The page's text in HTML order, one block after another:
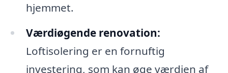
hjemmet.
Værdiøgende renovation:
Loftisolering er en fornuftig
investering, som kan øge værdien af